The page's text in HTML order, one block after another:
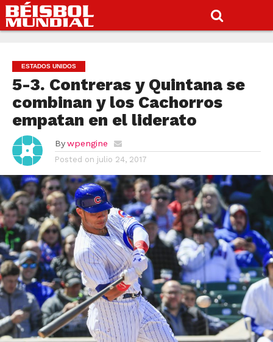
ESTADOS UNIDOS
5-3. Contreras y Quintana se
combinan y los Cachorros
empatan en el liderato
By wpengine
Posted on julio 24, 2017